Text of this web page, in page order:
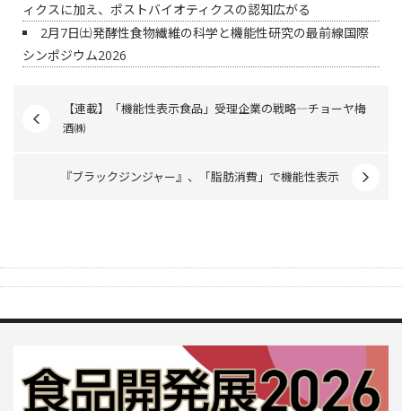
ィクスに加え、ポストバイオティクスの認知広がる
2月7日㈯発酵性食物繊維の科学と機能性研究の最前線国際
シンポジウム2026
【連載】「機能性表示食品」受理企業の戦略―チョーヤ梅
酒㈱
『ブラックジンジャー』、「脂肪消費」で機能性表示